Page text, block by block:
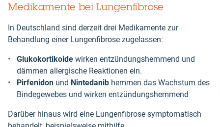
Medikamente bei Lungenfibrose
In Deutschland sind derzeit drei Medikamente zur
Behandlung einer Lungenfibrose zugelassen:
Glukokortikoide wirken entzündungshemmend und
dämmen allergische Reaktionen ein.
Pirfenidon und Nintedanib hemmen das Wachstum des
Bindegewebes und wirken entzündungshemmend
Darüber hinaus wird eine Lungenfibrose symptomatisch